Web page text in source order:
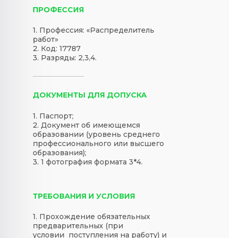
ПРОФЕССИЯ
ДОКУМЕНТЫ ДЛЯ ДОПУСКА
ТРЕБОВАНИЯ И УСЛОВИЯ
1. Профессия: «Распределитель
работ»
2. Код: 17787
3. Разряды: 2,3,4.
1. Паспорт;
2. Документ об имеющемся
образовании (уровень среднего
профессионального или высшего
образования);
3. 1 фотография формата 3*4.
1. Прохождение обязательных
предварительных (при
условии поступления на работу) и